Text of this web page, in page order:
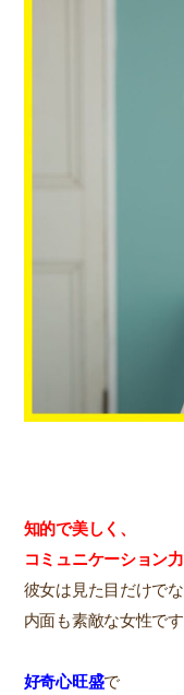
知的で美しく、
コミュニケーション
彼女は見た目だけでな
内面も素敵な女性です
好奇心旺盛で